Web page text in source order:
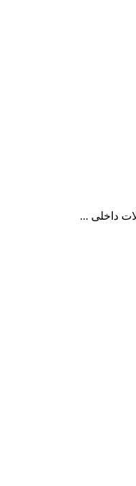
داخلی ...